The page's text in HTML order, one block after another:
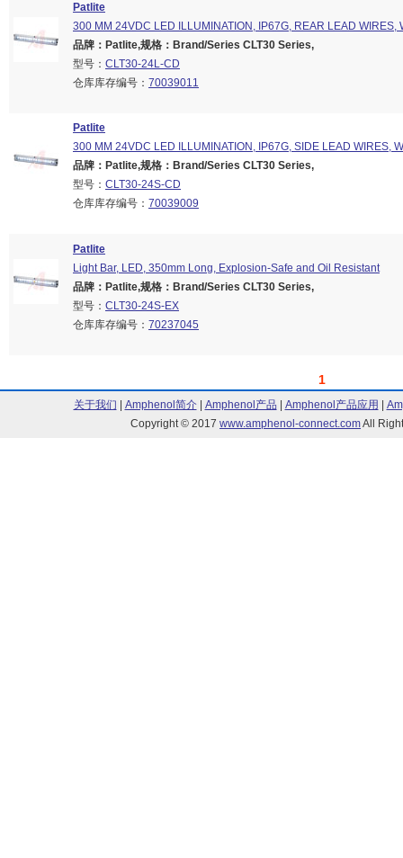
Patlite
300 MM 24VDC LED ILLUMINATION, IP67G, REAR LEAD WIRES,
品牌：Patlite,规格：Brand/Series CLT30 Series,
型号： CLT30-24L-CD
仓库库存编号： 70039011
Patlite
300 MM 24VDC LED ILLUMINATION, IP67G, SIDE LEAD WIRES,
品牌：Patlite,规格：Brand/Series CLT30 Series,
型号： CLT30-24S-CD
仓库库存编号： 70039009
Patlite
Light Bar, LED, 350mm Long, Explosion-Safe and Oil Resistant
品牌：Patlite,规格：Brand/Series CLT30 Series,
型号： CLT30-24S-EX
仓库库存编号： 70237045
1
关于我们 Amphenol简介| Amphenol产品 Amphenol产品应用
Copyright © 2017 www.amphenol-connect.comAll